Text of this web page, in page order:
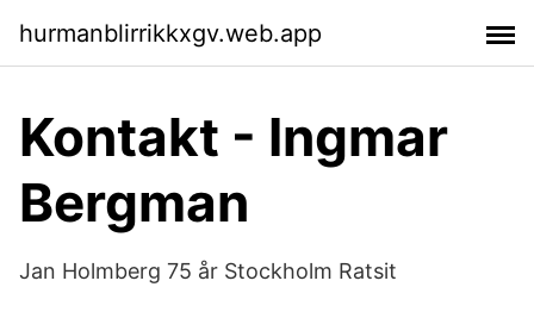
hurmanblirrikkxgv.web.app
Kontakt - Ingmar
Bergman
Jan Holmberg 75 år Stockholm Ratsit